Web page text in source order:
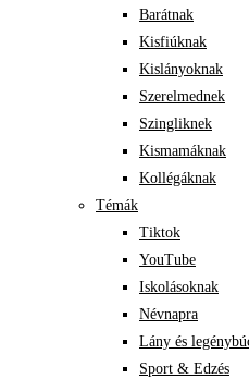
Barátnak
Kisfiúknak
Kislányoknak
Szerelmednek
Szingliknek
Kismamáknak
Kollégáknak
Témák
Tiktok
YouTube
Iskolásoknak
Névnapra
Lány és
Sport & Edzés